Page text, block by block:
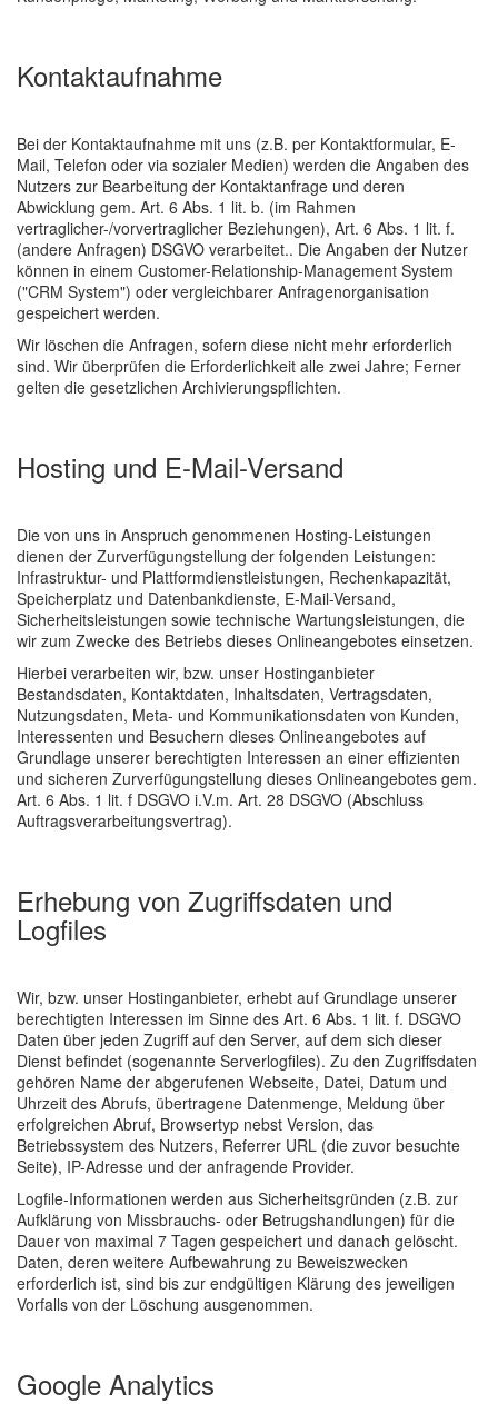
Kontaktaufnahme
Bei der Kontaktaufnahme mit uns (z.B. per Kontaktformular, E-
Mail, Telefon oder via sozialer Medien) werden die Angaben des
Nutzers zur Bearbeitung der Kontaktanfrage und deren
Abwicklung gem. Art. 6 Abs. 1 lit. b. (im Rahmen
vertraglicher-/vorvertraglicher Beziehungen), Art. 6 Abs. 1 lit. f.
(andere Anfragen) DSGVO verarbeitet.. Die Angaben der Nutzer
können in einem Customer-Relationship-Management System
("CRM System") oder vergleichbarer Anfragenorganisation
gespeichert werden.
Wir löschen die Anfragen, sofern diese nicht mehr erforderlich
sind. Wir überprüfen die Erforderlichkeit alle zwei Jahre; Ferner
gelten die gesetzlichen Archivierungspflichten.
Hosting und E-Mail-Versand
Die von uns in Anspruch genommenen Hosting-Leistungen
dienen der Zurverfügungstellung der folgenden Leistungen:
Infrastruktur- und Plattformdienstleistungen, Rechenkapazität,
Speicherplatz und Datenbankdienste, E-Mail-Versand,
Sicherheitsleistungen sowie technische Wartungsleistungen, die
wir zum Zwecke des Betriebs dieses Onlineangebotes einsetzen.
Hierbei verarbeiten wir, bzw. unser Hostinganbieter
Bestandsdaten, Kontaktdaten, Inhaltsdaten, Vertragsdaten,
Nutzungsdaten, Meta- und Kommunikationsdaten von Kunden,
Interessenten und Besuchern dieses Onlineangebotes auf
Grundlage unserer berechtigten Interessen an einer effizienten
und sicheren Zurverfügungstellung dieses Onlineangebotes gem.
Art. 6 Abs. 1 lit. f DSGVO i.V.m. Art. 28 DSGVO (Abschluss
Auftragsverarbeitungsvertrag).
Erhebung von Zugriffsdaten und
Logfiles
Wir, bzw. unser Hostinganbieter, erhebt auf Grundlage unserer
berechtigten Interessen im Sinne des Art. 6 Abs. 1 lit. f. DSGVO
Daten über jeden Zugriff auf den Server, auf dem sich dieser
Dienst befindet (sogenannte Serverlogfiles). Zu den Zugriffsdaten
gehören Name der abgerufenen Webseite, Datei, Datum und
Uhrzeit des Abrufs, übertragene Datenmenge, Meldung über
erfolgreichen Abruf, Browsertyp nebst Version, das
Betriebssystem des Nutzers, Referrer URL (die zuvor besuchte
Seite), IP-Adresse und der anfragende Provider.
Logfile-Informationen werden aus Sicherheitsgründen (z.B. zur
Aufklärung von Missbrauchs- oder Betrugshandlungen) für die
Dauer von maximal 7 Tagen gespeichert und danach gelöscht.
Daten, deren weitere Aufbewahrung zu Beweiszwecken
erforderlich ist, sind bis zur endgültigen Klärung des jeweiligen
Vorfalls von der Löschung ausgenommen.
Google Analytics